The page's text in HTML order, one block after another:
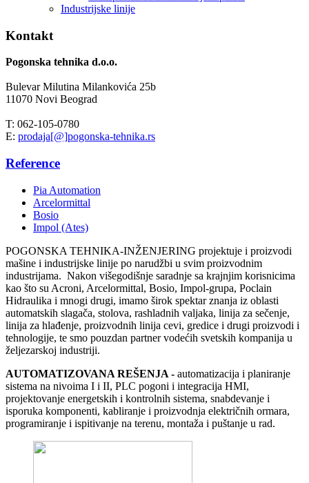
Industrijske linije
Kontakt
Pogonska tehnika d.o.o.
Bulevar Milutina Milankovića 25b
11070 Novi Beograd
T: 062-105-0780
E: prodaja[@]pogonska-tehnika.rs
Reference
Pia Automation
Arcelormittal
Bosio
Impol (Ates)
POGONSKA TEHNIKA-INŽENJERING projektuje i proizvodi
mašine i industrijske linije po narudžbi u svim proizvodnim
industrijama. Nakon višegodišnje saradnje sa krajnjim korisnicima
kao što su Acroni, Arcelormittal, Bosio, Impol-grupa, Poclain
Hidraulika i mnogi drugi, imamo širok spektar znanja iz oblasti
automatskih slagača, stolova, rashladnih valjaka, linija za sečenje,
linija za hlađenje, proizvodnih linija cevi, gredice i drugi proizvodi i
tehnologije, te smo pouzdan partner vodećih svetskih kompanija u
željezarskoj industriji.
AUTOMATIZOVANA REŠENJA - automatizacija i planiranje
sistema na nivoima I i II, PLC pogoni i integracija HMI,
projektovanje energetskih i kontrolnih sistema, snabdevanje i
isporuka komponenti, kabliranje i proizvodnja električnih ormara,
programiranje i ispitivanje na terenu, montaža i puštanje u rad.